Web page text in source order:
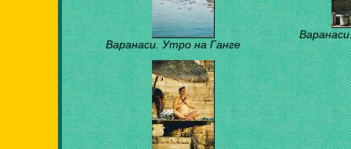
Варанаси. Утро на Ганге